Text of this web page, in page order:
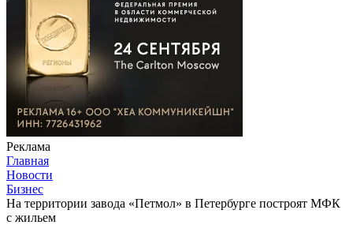
Реклама
Главная
Новости
Бизнес
На территории завода «Петмол» в Петербурге построят МФК
с жильем